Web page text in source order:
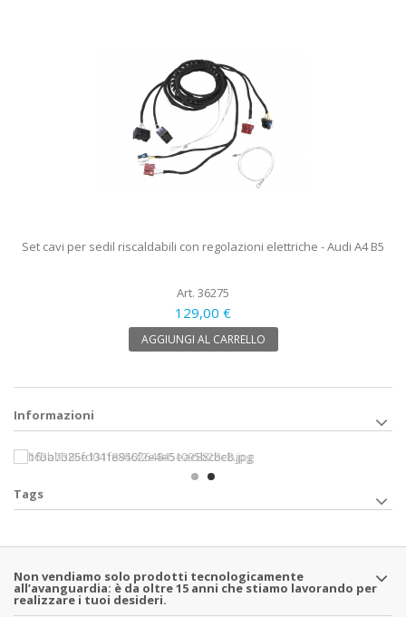
Set cavi per sedil riscaldabili con regolazioni elettriche - Audi A4 B5
Art. 36275
129,00 €
AGGIUNGI AL CARRELLO
Informazioni
Tags
Non vendiamo solo prodotti tecnologicamente
all’avanguardia: è da oltre 15 anni che stiamo lavorando per
realizzare i tuoi desideri.